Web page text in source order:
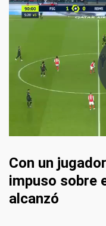
Con un
impuso sobre
alcanzó